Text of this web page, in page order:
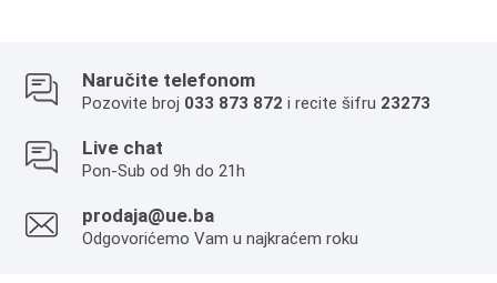
Naručite telefonom
Pozovite broj 033 873 872 i recite šifru 23273
Live chat
Pon-Sub od 9h do 21h
prodaja@ue.ba
Odgovorićemo Vam u najkraćem roku